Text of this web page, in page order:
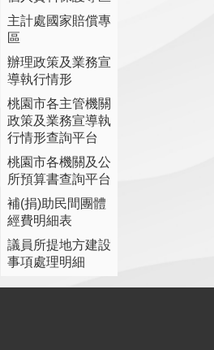
主計處國家賠償專
區
辦理政策及業務宣
導執行情形
桃園市各主管機關
政策及業務宣導執
行情形查詢平台
桃園市各機關及公
所預算書查詢平台
補(捐)助民間團體
經費明細表
議員所提地方建設
事項處理明細